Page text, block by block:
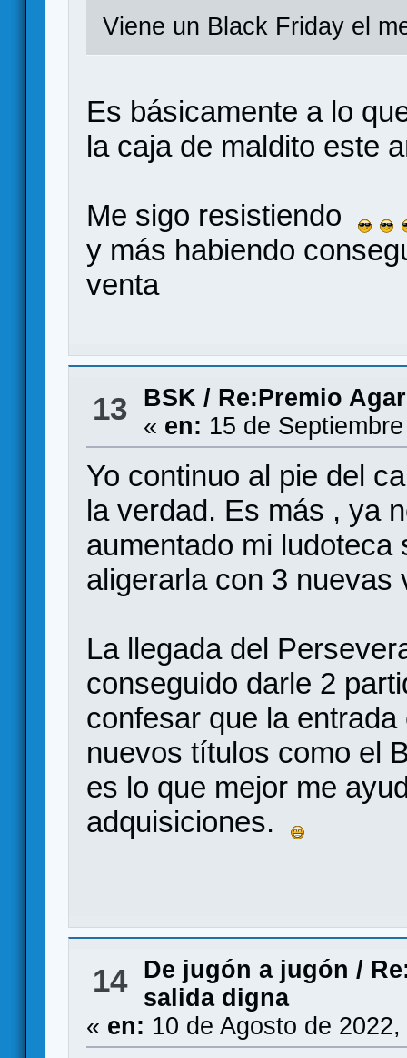
Viene un Black Friday el
Es básicamente a lo
la caja de maldito este
Me sigo resistiendo
y más habiendo
venta
13 BSK / Re:Premio
« en: 15 de
Yo continuo al pie del
la verdad. Es más , ya
aumentado mi
aligerarla con 3 nuevas
La llegada del
conseguido darle 2
confesar que la
nuevos títulos como el
es lo que mejor me
adquisiciones.
14 De jugón a jugón /
salida digna
« en: 10 de Agosto de